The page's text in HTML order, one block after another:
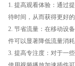
1. 提高观看体验：通过
待时间，从而获得更好的
2. 节省流量：在移动设
件可以显著降低流量消
3. 提高专注度：对于一